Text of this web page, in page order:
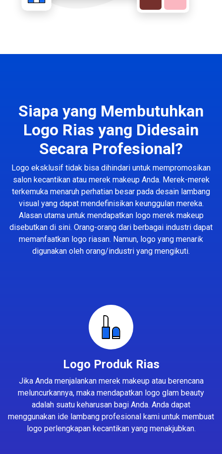
Siapa yang Membutuhkan
Logo Rias yang Didesain
Secara Profesional?
Logo eksklusif tidak bisa dihindari untuk mempromosikan
salon kecantikan atau merek makeup Anda. Merek-merek
terkemuka menaruh perhatian besar pada desain lambang
visual yang dapat mendefinisikan keunggulan mereka.
Alasan utama untuk mendapatkan logo merek makeup
disebutkan di sini. Orang-orang dari berbagai industri dapat
memanfaatkan logo riasan. Namun, logo yang menarik
digunakan oleh orang/industri yang mengikuti.
Logo Produk Rias
Jika Anda menjalankan merek makeup atau berencana
meluncurkannya, maka mendapatkan logo glam beauty
adalah suatu keharusan bagi Anda. Anda dapat
menggunakan ide lambang profesional kami untuk membuat
logo perlengkapan kecantikan yang menakjubkan.